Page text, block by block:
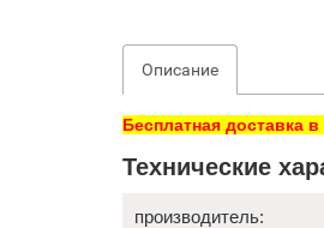
Описание
Бесплатная доставка
Технические
производитель: